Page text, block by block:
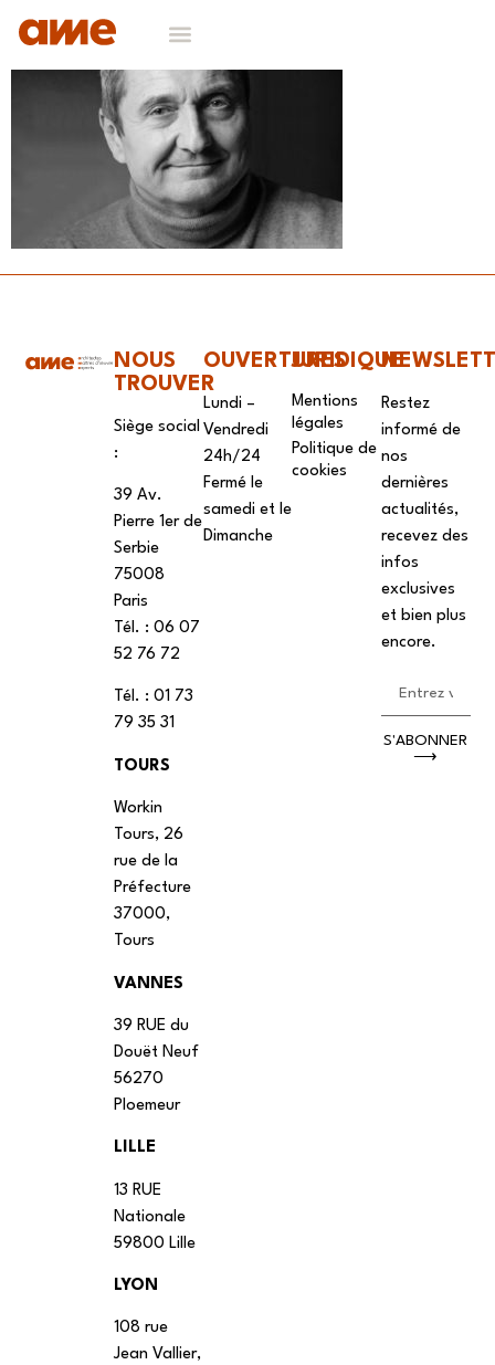
NOUS
TROUVER
Siège social
:
39 Av.
Pierre 1er de
Serbie
75008
Paris
Tél. : ‭06 07
52 76 72
Tél. : 01 73
79 35 31
TOURS
Workin
Tours, 26
rue de la
Préfecture
37000,
Tours
VANNES
39 RUE du
Douët Neuf
56270
Ploemeur
LILLE
13 RUE
Nationale
59800 Lille
LYON
108 rue
Jean Vallier,
OUVERTURES
Lundi –
Vendredi
24h/24
Fermé le
samedi et le
Dimanche
JURIDIQUE
Mentions
légales
Politique de
cookies
Restez
informé de
nos
dernières
actualités,
recevez des
infos
exclusives
et bien plus
encore.
S'ABONNER
⟶